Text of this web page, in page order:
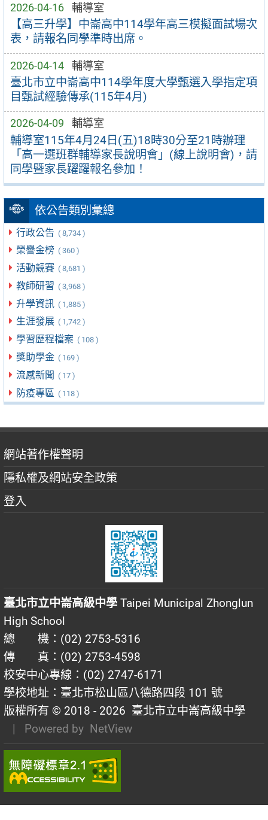
2026-04-16 輔導室
【高三升學】中崙高中114學年高三模擬面試場次
表，請報名同學準時出席。
2026-04-14 輔導室
臺北市立中崙高中114學年度大學甄選入學指定項
目甄試經驗傳承(115年4月)
2026-04-09 輔導室
輔導室115年4月24日(五)18時30分至21時辦理
「高一選班群輔導家長說明會」(線上說明會)，請
同學暨家長躍躍報名參加！
依公告類別彙總
行政公告 ( 8,734 )
榮譽金榜 ( 360 )
活動競賽 ( 8,681 )
教師研習 ( 3,968 )
升學資訊 ( 1,885 )
生涯發展 ( 1,742 )
學習歷程檔案 ( 108 )
獎助學金 ( 169 )
流感新聞 ( 17 )
防疫專區 ( 118 )
網站著作權聲明
隱私權及網站安全政策
登入
臺北市立中崙高級中學 Taipei Municipal Zhonglun
High School
總 機：(02) 2753-5316
傳 真：(02) 2753-4598
校安中心專線：(02) 2747-6171
學校地址：臺北市松山區八德路四段 101 號
版權所有 © 2018 - 2026 臺北市立中崙高級中學
| Powered by NetView